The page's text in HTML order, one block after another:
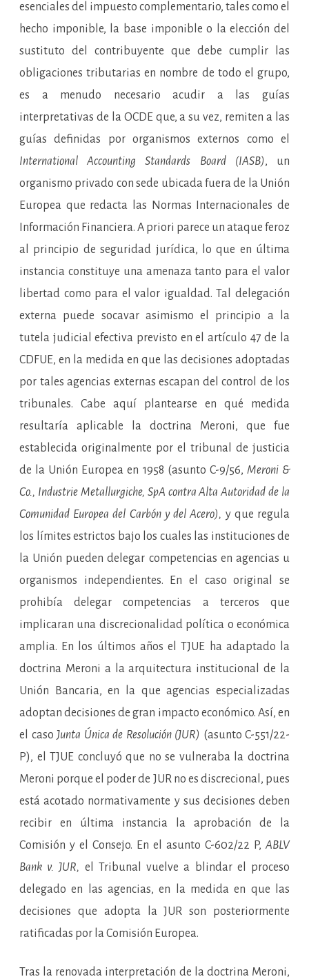
esenciales del impuesto complementario, tales como el
hecho imponible, la base imponible o la elección del
sustituto del contribuyente que debe cumplir las
obligaciones tributarias en nombre de todo el grupo,
es a menudo necesario acudir a las guías
interpretativas de la OCDE que, a su vez, remiten a las
guías definidas por organismos externos como el
International Accounting Standards Board (IASB), un
organismo privado con sede ubicada fuera de la Unión
Europea que redacta las Normas Internacionales de
Información Financiera. A priori parece un ataque feroz
al principio de seguridad jurídica, lo que en última
instancia constituye una amenaza tanto para el valor
libertad como para el valor igualdad. Tal delegación
externa puede socavar asimismo el principio a la
tutela judicial efectiva previsto en el artículo 47 de la
CDFUE, en la medida en que las decisiones adoptadas
por tales agencias externas escapan del control de los
tribunales. Cabe aquí plantearse en qué medida
resultaría aplicable la doctrina Meroni, que fue
establecida originalmente por el tribunal de justicia
de la Unión Europea en 1958 (asunto C-9/56, Meroni &
Co., Industrie Metallurgiche, SpA contra Alta Autoridad de la
Comunidad Europea del Carbón y del Acero), y que regula
los límites estrictos bajo los cuales las instituciones de
la Unión pueden delegar competencias en agencias u
organismos independientes. En el caso original se
prohibía delegar competencias a terceros que
implicaran una discrecionalidad política o económica
amplia. En los últimos años el TJUE ha adaptado la
doctrina Meroni a la arquitectura institucional de la
Unión Bancaria, en la que agencias especializadas
adoptan decisiones de gran impacto económico. Así, en
el caso Junta Única de Resolución (JUR) (asunto C-551/22-
P), el TJUE concluyó que no se vulneraba la doctrina
Meroni porque el poder de JUR no es discrecional, pues
está acotado normativamente y sus decisiones deben
recibir en última instancia la aprobación de la
Comisión y el Consejo. En el asunto C-602/22 P, ABLV
Bank v. JUR, el Tribunal vuelve a blindar el proceso
delegado en las agencias, en la medida en que las
decisiones que adopta la JUR son posteriormente
ratificadas por la Comisión Europea.
Tras la renovada interpretación de la doctrina Meroni,